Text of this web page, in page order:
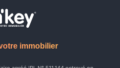
immobilier